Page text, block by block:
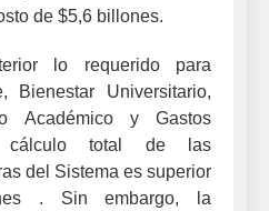
de $5,6 billones.
lo requerido para
Bienestar Universitario,
Académico y Gastos
cálculo total de las
del Sistema es superior
. Sin embargo, la